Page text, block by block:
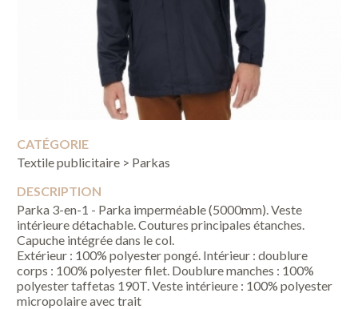
CATÉGORIE
Textile publicitaire > Parkas
DESCRIPTION
Parka 3-en-1 - Parka imperméable (5000mm). Veste
intérieure détachable. Coutures principales étanches.
Capuche intégrée dans le col.
Extérieur : 100% polyester pongé. Intérieur : doublure
corps : 100% polyester filet. Doublure manches : 100%
polyester taffetas 190T. Veste intérieure : 100% polyester
micropolaire avec trait